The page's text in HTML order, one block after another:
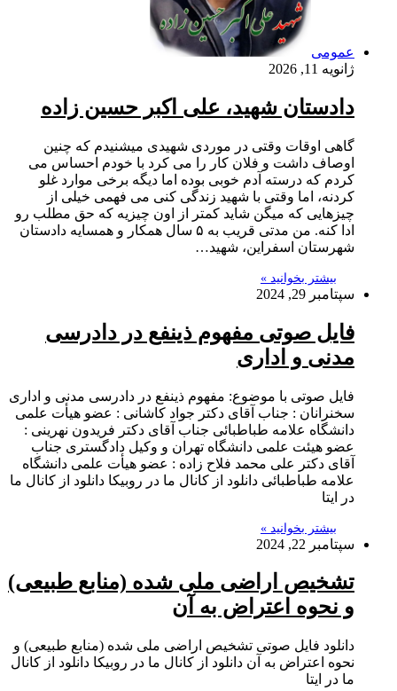
عمومی
ژانویه 11, 2026
دادستان شهید، علی اکبر حسین زاده
گاهی اوقات وقتی در موردی شهیدی میشنیدم که چنین
اوصاف داشت و فلان کار را می کرد با خودم احساس می
کردم که درسته آدم خوبی بوده اما دیگه برخی موارد غلو
کردنه، اما وقتی با شهید زندگی کنی می فهمی خیلی از
چیزهایی که میگن شاید کمتر از اون چیزیه که حق مطلب رو
ادا کنه. من مدتی قریب به ۵ سال همکار و همسایه دادستان
شهرستان اسفراین، شهید…
بیشتر بخوانید »
سپتامبر 29, 2024
فایل صوتی مفهوم ذینفع در دادرسی
مدنی و اداری
فایل صوتی با موضوع: مفهوم ذینفع در دادرسی مدنی و اداری
سخنرانان : جناب آقای دکتر جواد کاشانی : عضو هیأت علمی
دانشگاه علامه طباطبائی جناب آقای دکتر فریدون نهرینی :
عضو هیئت علمی دانشگاه تهران و وکیل دادگستری جناب
آقای دکتر علی محمد فلاح زاده : عضو هیأت علمی دانشگاه
علامه طباطبائی دانلود از کانال ما در روبیکا دانلود از کانال ما
در ایتا
بیشتر بخوانید »
سپتامبر 22, 2024
تشخیص اراضی ملی شده (منابع طبیعی)
و نحوه اعتراض به آن
دانلود فایل صوتی تشخیص اراضی ملی شده (منابع طبیعی) و
نحوه اعتراض به آن دانلود از کانال ما در روبیکا دانلود از کانال
ما در ایتا